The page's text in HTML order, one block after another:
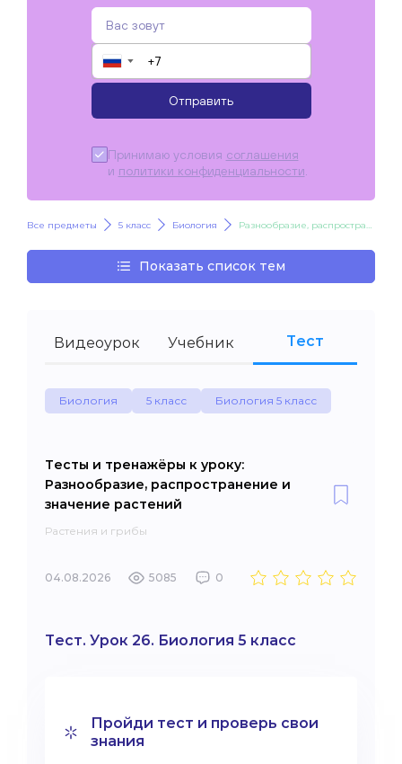
▼
Отправить
Принимаю условия соглашения
и политики конфиденциальности
Все предметы 5 класс Биология Разнообразие, распространение и значение растений
Показать список тем
Видеоурок Учебник Тест
Биология 5 класс Биология 5 класс
Тесты и тренажёры к уроку:
Разнообразие, распространение и
значение растений
Растения и грибы
04.08.2026 5085 0
Тест. Урок 26. Биология 5 класс
Пройди тест и проверь свои
знания